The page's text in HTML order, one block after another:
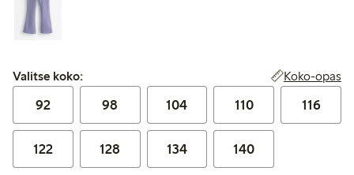
Valitse koko:
Valitse koko: Koko-opas
92 98 104 110 116
122 128 134 140